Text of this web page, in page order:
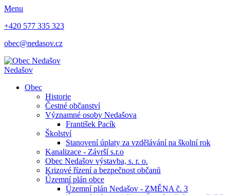
Menu
+420 577 335 323
obec@nedasov.cz
Nedašov
Obec
Historie
Čestné občanství
Významné osoby Nedašova
František Pacík
Školství
Stanovení úplaty za vzdělávání na školní rok
Kanalizace - Závrší s.r.o
Obec Nedašov výstavba, s. r. o.
Krizové řízení a bezpečnost občanů
Územní plán obce
Územní plán Nedašov - ZMĚNA č. 3